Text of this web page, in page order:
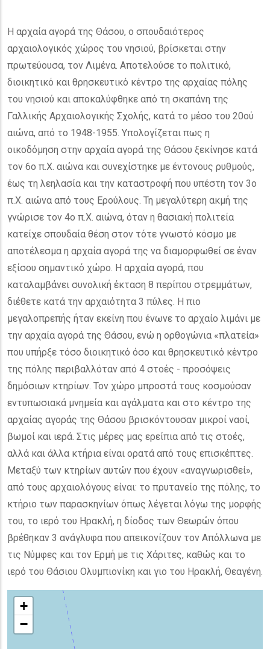
Η αρχαία αγορά της Θάσου, ο σπουδαιότερος
αρχαιολογικός χώρος του νησιού, βρίσκεται στην
πρωτεύουσα, τον Λιμένα. Αποτελούσε το πολιτικό,
διοικητικό και θρησκευτικό κέντρο της αρχαίας πόλης
του νησιού και αποκαλύφθηκε από τη σκαπάνη της
Γαλλικής Αρχαιολογικής Σχολής, κατά το μέσο του 20ού
αιώνα, από το 1948-1955. Υπολογίζεται πως η
οικοδόμηση στην αρχαία αγορά της Θάσου ξεκίνησε κατά
τον 6ο π.Χ. αιώνα και συνεχίστηκε με έντονους ρυθμούς,
έως τη λεηλασία και την καταστροφή που υπέστη τον 3ο
π.Χ. αιώνα από τους Ερούλους. Τη μεγαλύτερη ακμή της
γνώρισε τον 4ο π.Χ. αιώνα, όταν η θασιακή πολιτεία
κατείχε σπουδαία θέση στον τότε γνωστό κόσμο με
αποτέλεσμα η αρχαία αγορά της να διαμορφωθεί σε έναν
εξίσου σημαντικό χώρο. Η αρχαία αγορά, που
καταλαμβάνει συνολική έκταση 8 περίπου στρεμμάτων,
διέθετε κατά την αρχαιότητα 3 πύλες. Η πιο
μεγαλοπρεπής ήταν εκείνη που ένωνε το αρχαίο λιμάνι με
την αρχαία αγορά της Θάσου, ενώ η ορθογώνια «πλατεία»
που υπήρξε τόσο διοικητικό όσο και θρησκευτικό κέντρο
της πόλης περιβαλλόταν από 4 στοές - προσόψεις
δημόσιων κτηρίων. Τον χώρο μπροστά τους κοσμούσαν
εντυπωσιακά μνημεία και αγάλματα και στο κέντρο της
αρχαίας αγοράς της Θάσου βρισκόντουσαν μικροί ναοί,
βωμοί και ιερά. Στις μέρες μας ερείπια από τις στοές,
αλλά και άλλα κτήρια είναι ορατά από τους επισκέπτες.
Μεταξύ των κτηρίων αυτών που έχουν «αναγνωρισθεί»,
από τους αρχαιολόγους είναι: το πρυτανείο της πόλης, το
κτήριο των παρασκηνίων όπως λέγεται λόγω της μορφής
του, το ιερό του Ηρακλή, η δίοδος των Θεωρών όπου
βρέθηκαν 3 ανάγλυφα που απεικονίζουν τον Απόλλωνα με
τις Νύμφες και τον Ερμή με τις Χάριτες, καθώς και το
ιερό του Θάσιου Ολυμπιονίκη και γιο του Ηρακλή, Θεαγένη.
+
−